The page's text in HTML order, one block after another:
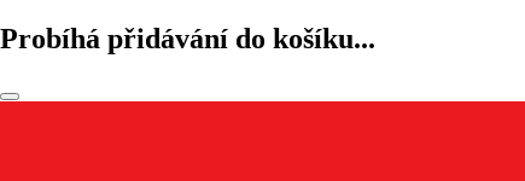
Probíhá přidávání do košíku...